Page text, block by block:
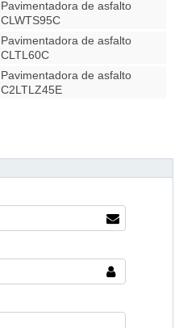
Pavimentadora de asfalto
CLWTS95C
Pavimentadora de asfalto
CLTL60C
Pavimentadora de asfalto
C2LTLZ45E